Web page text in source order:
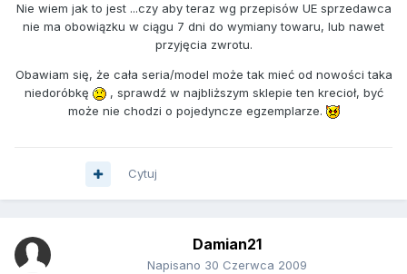
Nie wiem jak to jest ...czy aby teraz wg przepisów UE sprzedawca
nie ma obowiązku w ciągu 7 dni do wymiany towaru, lub nawet
przyjęcia zwrotu.
Obawiam się, że cała seria/model może tak mieć od nowości taka
niedoróbkę
, sprawdź w najbliższym sklepie ten krecioł, być
może nie chodzi o pojedyncze egzemplarze.
Cytuj
Damian21
Napisano 30 Czerwca 2009